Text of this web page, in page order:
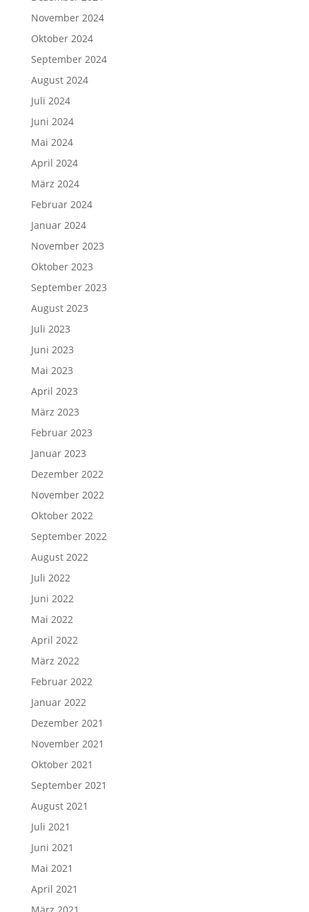
November 2024
Oktober 2024
September 2024
August 2024
Juli 2024
Juni 2024
Mai 2024
April 2024
März 2024
Februar 2024
Januar 2024
November 2023
Oktober 2023
September 2023
August 2023
Juli 2023
Juni 2023
Mai 2023
April 2023
März 2023
Februar 2023
Januar 2023
Dezember 2022
November 2022
Oktober 2022
September 2022
August 2022
Juli 2022
Juni 2022
Mai 2022
April 2022
März 2022
Februar 2022
Januar 2022
Dezember 2021
November 2021
Oktober 2021
September 2021
August 2021
Juli 2021
Juni 2021
Mai 2021
April 2021